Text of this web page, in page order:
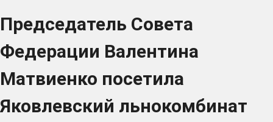
Председатель Совета
Федерации Валентина
Матвиенко посетила
Яковлевский льнокомбинат